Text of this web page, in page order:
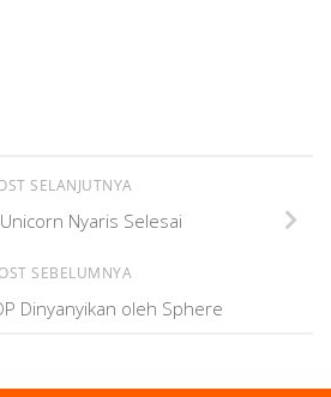
SELANJUTNYA
Nyaris Selesai
SEBELUMNYA
Dinyanyikan oleh Sphere